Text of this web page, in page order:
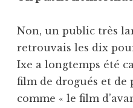
Non, un public très
retrouvais les dix
Ixe a longtemps été
film de drogués et de
comme « le film